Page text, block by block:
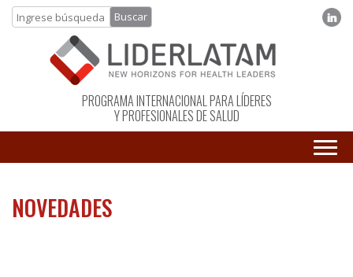
PROGRAMA INTERNACIONAL PARA LÍDERES
Y PROFESIONALES DE SALUD
NOVEDADES